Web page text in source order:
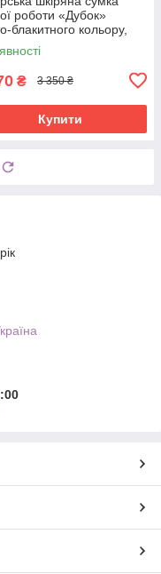
роботи «Дубок»
блакитного кольору,
см
₴ 3 350 ₴
Купити